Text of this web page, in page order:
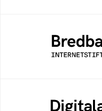
Öppen digital